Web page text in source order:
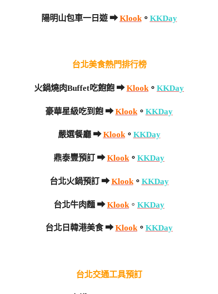
陽明山包車一日遊 ➡Klook。 KKDay
台北美食熱門排行榜
火鍋燒肉Buffet吃飽飽 ➡Klook 。 KKDay
豪華星級吃到飽 ➡Klook 。 KKDay
嚴選餐廳 ➡Klook。 KKDay
鼎泰豐預訂 ➡Klook。 KKDay
台北火鍋預訂 ➡Klook。 KKDay
台北牛肉麵 ➡Klook 。 KKDay
台北日韓港美食 ➡Klook。 KKDay
台北交通工具預訂